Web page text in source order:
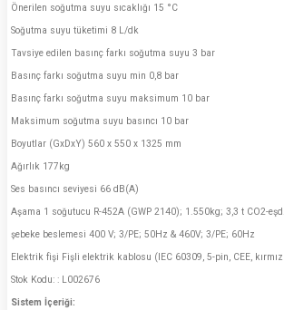
Önerilen soğutma suyu sıcaklığı 15 °C
Soğutma suyu tüketimi 8 L/dk
Tavsiye edilen basınç farkı soğutma suyu 3 bar
Basınç farkı soğutma suyu min 0,8 bar
Basınç farkı soğutma suyu maksimum 10 bar
Maksimum soğutma suyu basıncı 10 bar
Boyutlar (GxDxY) 560 x 550 x 1325 mm
Ağırlık 177kg
Ses basıncı seviyesi 66 dB(A)
Aşama 1 soğutucu R-452A (GWP 2140); 1.550kg; 3,3 t CO2-eşd.
şebeke beslemesi 400 V; 3/PE; 50Hz & 460V; 3/PE; 60Hz
Elektrik fişi Fişli elektrik kablosu (IEC 60309, 5-pin, CEE,
Stok Kodu: : L002676
Sistem İçeriği: